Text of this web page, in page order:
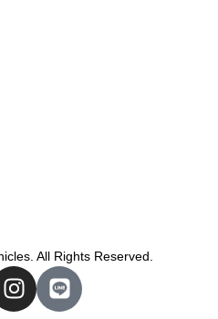
All Rights Reserved.